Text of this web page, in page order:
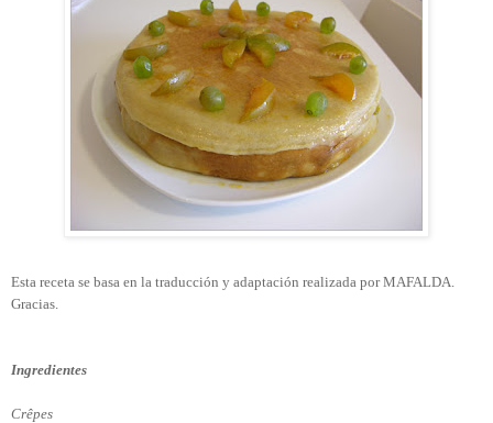
Esta receta se basa en la traducción y adaptación realizada por MAFALDA.
Gracias.
Ingredientes
Crêpes